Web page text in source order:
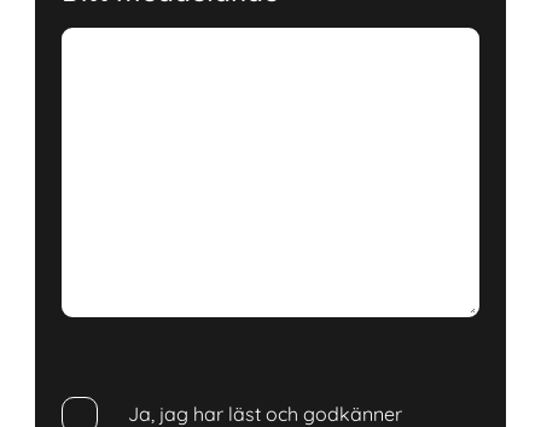
Ja, jag har läst och godkänner